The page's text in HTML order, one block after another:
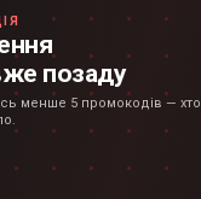
позаду
менше 5 промокодів — хто